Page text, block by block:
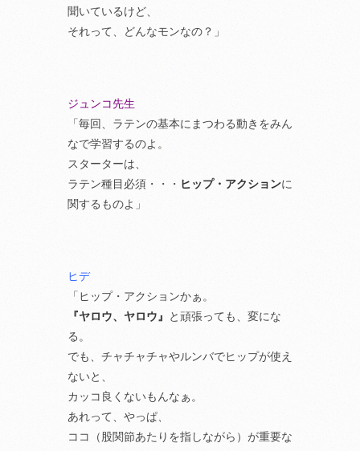
聞いているけど、
それって、どんなモンなの？」
ジュンコ先生
「毎回、ラテンの基本にまつわる動きをみん
なで学習するのよ。
スターターは、
ラテン種目必須・・・ ヒップ・アクションに
関するものよ」
ヒデ
「ヒップ・アクションかぁ。
『ヤロウ、ヤロウ』
と頑張っても、変にな
る。
でも、チャチャチャやルンバでヒップが使え
ないと、
カッコ良くないもんなぁ。
あれって、やっぱ、
ココ（股関節あたりを指しながら）が重要な